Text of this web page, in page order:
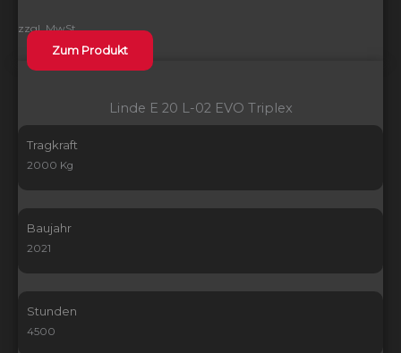
zzgl. MwSt.
Zum Produkt
Linde E 20 L-02 EVO Triplex
Tragkraft
2000 Kg
Baujahr
2021
Stunden
4500